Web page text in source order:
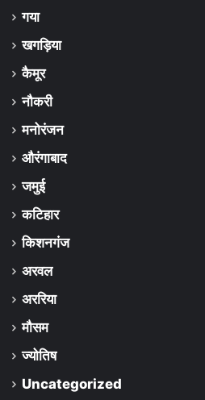
गया
खगड़िया
कैमूर
नौकरी
मनोरंजन
औरंगाबाद
जमुई
कटिहार
किशनगंज
अरवल
अररिया
मौसम
ज्योतिष
Uncategorized